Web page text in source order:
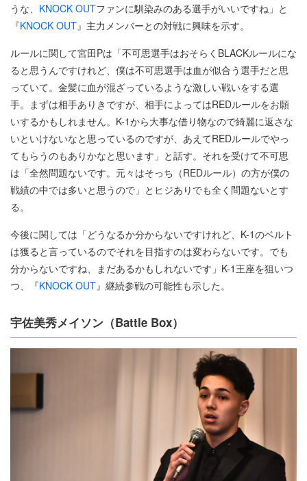
うな、 KNOCK OUTファンに馴染みのある選手がいいですね」と
『KNOCK OUT』主力メンバーとの対戦に興味を示す。
ルールに関して宮田Pは「不可思選手はおそらくBLACKルールにな
ると思うんですけれど、僕は不可思選手は血が似合う選手だと思
っていて。金髪に血が混ざっているような激しい戦いをする選
手。まずは相手ありきですが、相手によってはREDルールをお願
いするかもしれません。K-1から大事な借り物なので綺麗に返さな
いといけないなと思っているのですが、あえてREDルールでやっ
てもらうのもありかなと思います」と話す。それを受けて不可思
は「全然問題ないです。元々はそっち（REDルール）の方が僕の
戦績の中では多いと思うので」とヒジありでも全く問題ないとす
る。
今後に関しては「どうなるか分からないですけれど、K-1のベルト
は獲ると言っているのでそれを目指すのは変わらないです。でも
分からないですね、まだあるかもしれないです」K-1王座を狙いつ
つ、『KNOCK OUT』継続参戦の可能性も示した。
宇佐美秀メイソン（Battle Box）